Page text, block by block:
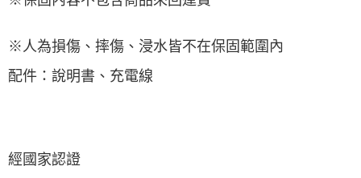
※人為損傷、摔傷、浸水皆不在保固範圍內
配件：說明書、充電線
經國家認證